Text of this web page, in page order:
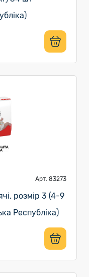
Арт. 83273
розмір 3 (4-9
Республіка)